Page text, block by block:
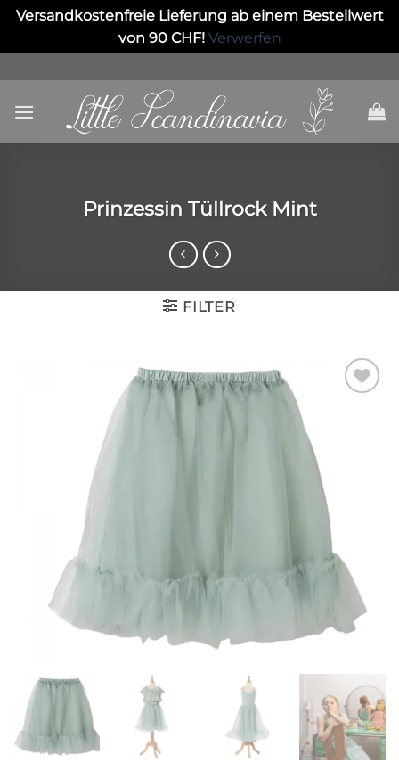
Versandkostenfreie Lieferung ab einem Bestellwert
von 90 CHF! Verwerfen
to
content
Prinzessin Tüllrock Mint
FILTER
Wunschliste